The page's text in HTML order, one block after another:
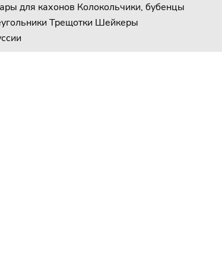
для кахонов Колокольчики, бубенцы
Трещотки Шейкеры